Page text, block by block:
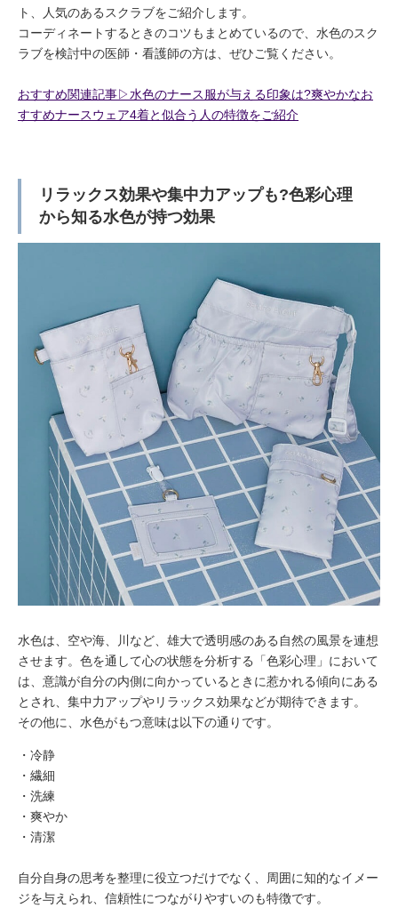
ト、人気のあるスクラブをご紹介します。
コーディネートするときのコツもまとめているので、水色のスク
ラブを検討中の医師・看護師の方は、ぜひご覧ください。
おすすめ関連記事▷水色のナース服が与える印象は?爽やかなお
すすめナースウェア4着と似合う人の特徴をご紹介
リラックス効果や集中力アップも?色彩心理
から知る水色が持つ効果
水色は、空や海、川など、雄大で透明感のある自然の風景を連想
させます。色を通して心の状態を分析する「色彩心理」において
は、意識が自分の内側に向かっているときに惹かれる傾向にある
とされ、集中力アップやリラックス効果などが期待できます。
その他に、水色がもつ意味は以下の通りです。
冷静
繊細
洗練
爽やか
清潔
自分自身の思考を整理に役立つだけでなく、周囲に知的なイメー
ジを与えられ、信頼性につながりやすいのも特徴です。